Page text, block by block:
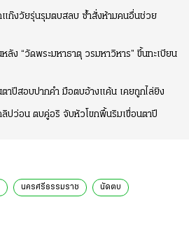
แก๊งวัยรุ่นรุมตบสลบ ซ้ำสั่งห้ามคนอื่นช่วย
ง “วัดพระมหาธาตุ วรมหาวิหาร” ขึ้นทะเบียน
าปีสอบปากคำ มือตบอ้างแค้น เคยถูกไล่ยิง
ปว่อน ตบคู่อริ จับหัวโขกพื้นริมเขื่อนตาปี
นครศรีธรรมราช นัดตบ